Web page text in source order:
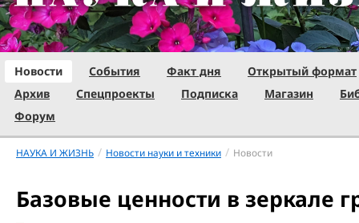
Новости События Факт дня
Открытый формат
Архив
Спецпроекты Подписка Магазин
Форум
НАУКА И ЖИЗНЬ / Новости науки и техники / Новости
Базовые ценности в зеркале